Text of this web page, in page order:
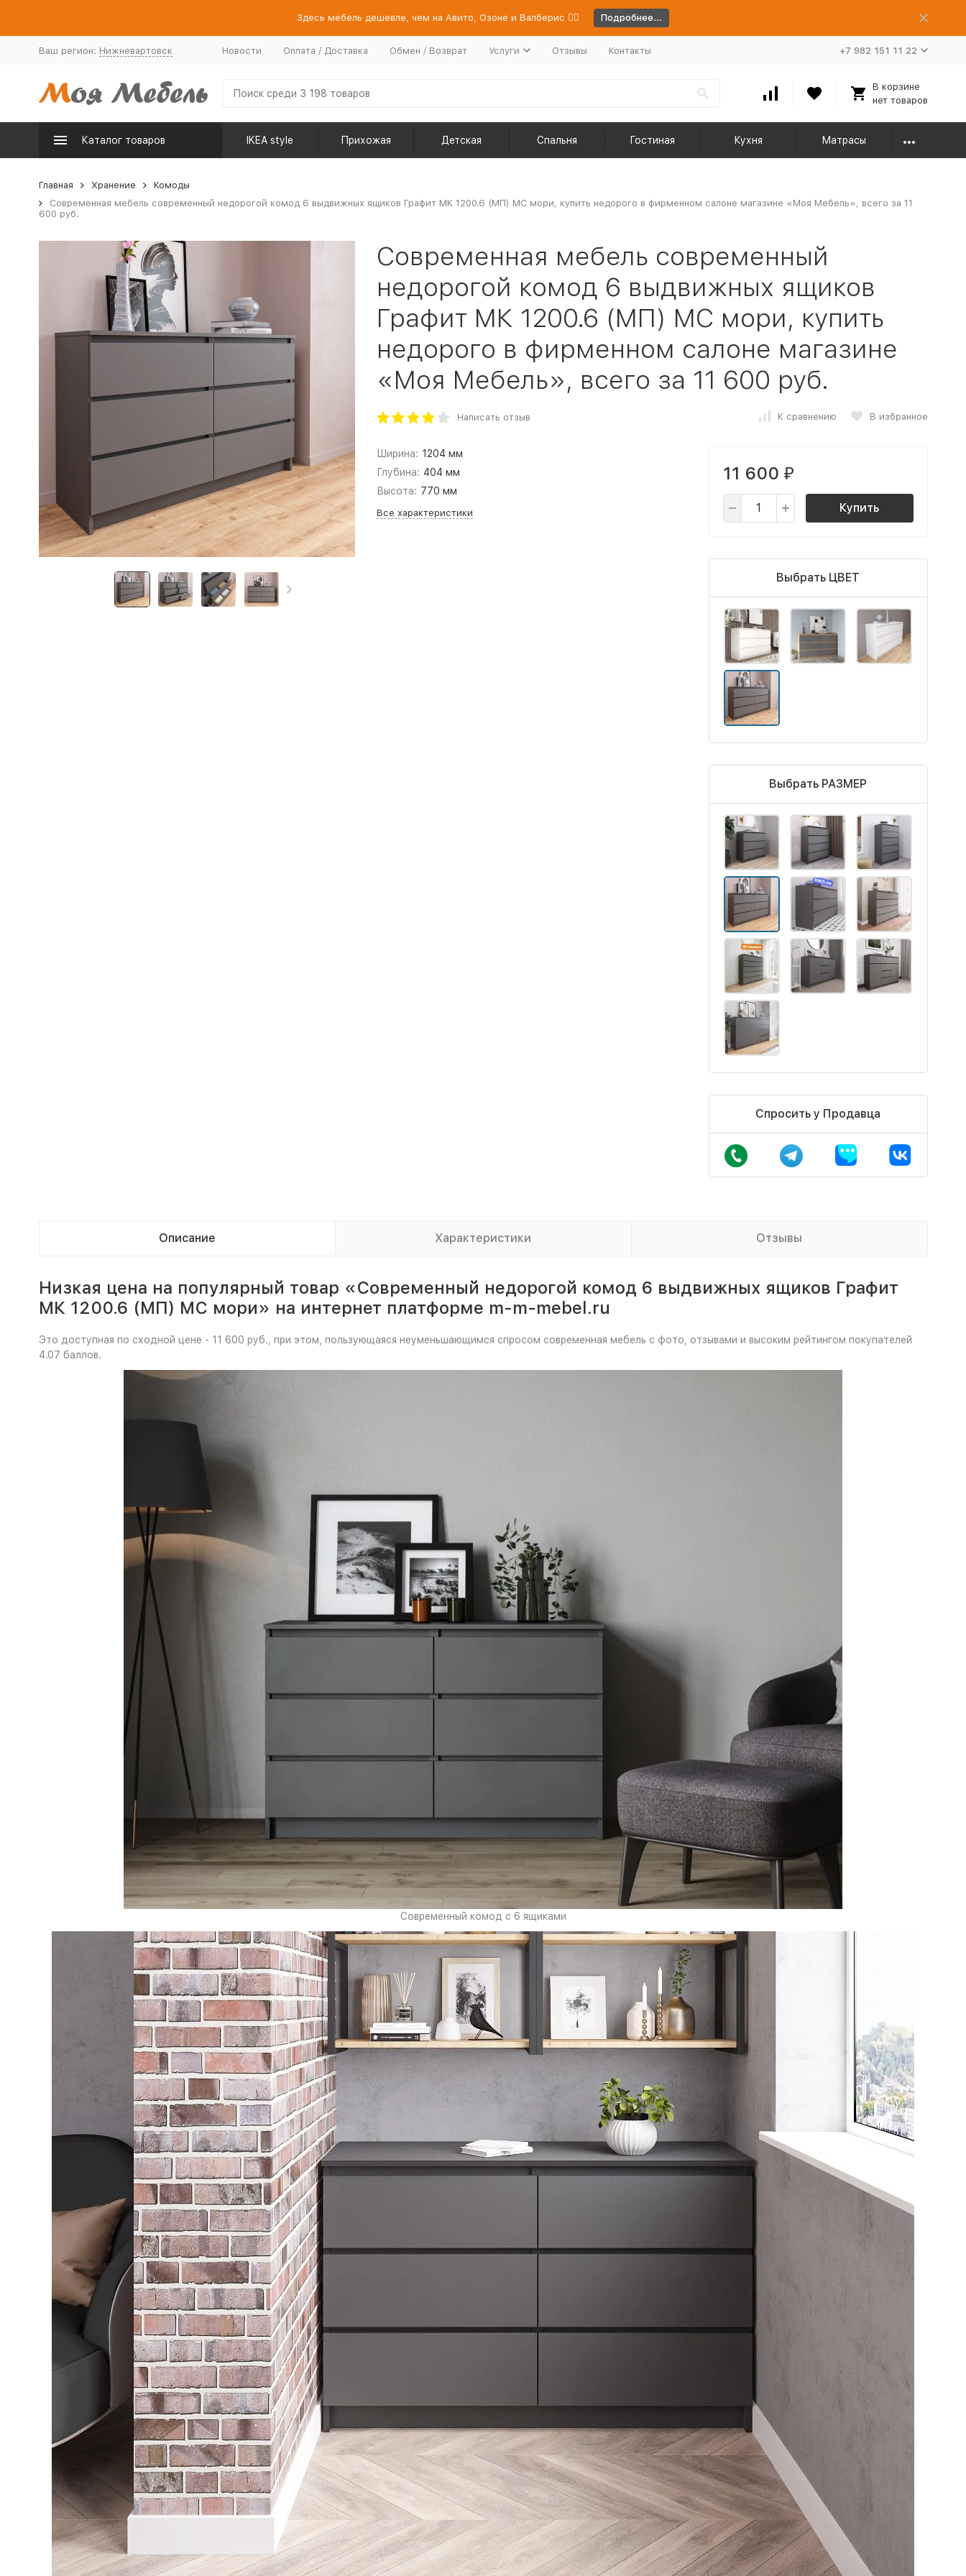
Здесь мебель дешевле, чем на Авито, Озоне и Валберис 👉🏻 Подробнее...
Ваш регион: Нижневартовск Новости Оплата / Доставка Обмен / Возврат Услуги Отзывы Контакты +7 982 151 11 22
В корзине
нет товаров
Каталог товаров IKEA style Прихожая Детская Спальня Гостиная Кухня Матрасы
Главная Хранение
Комоды
Современная мебель современный недорогой комод 6 выдвижных ящиков Графит МК 1200.6 (МП) МС мори, купить недорого в фирменном салоне магазине «Моя Мебель», всего за 11
600 руб.
Современная мебель современный
недорогой комод 6 выдвижных ящиков
Графит МК 1200.6 (МП) МС мори, купить
недорого в фирменном салоне магазине
«Моя Мебель», всего за 11 600 руб.
Написать отзыв К сравнению В избранное
Ширина: 1204 мм
Глубина: 404 мм
Высота: 770 мм
Все характеристики
11 600 ₽
Купить
Выбрать ЦВЕТ
Выбрать РАЗМЕР
Спросить у Продавца
Описание Характеристики Отзывы
Низкая цена на популярный товар «Современный недорогой комод 6 выдвижных ящиков Графит
МК 1200.6 (МП) МС мори» на интернет платформе m-m-mebel.ru
Это доступная по сходной цене - 11 600 руб., при этом, пользующаяся неуменьшающимся спросом современная мебель с фото, отзывами и высоким рейтингом покупателей
4.07 баллов.
Современный комод с 6 ящиками